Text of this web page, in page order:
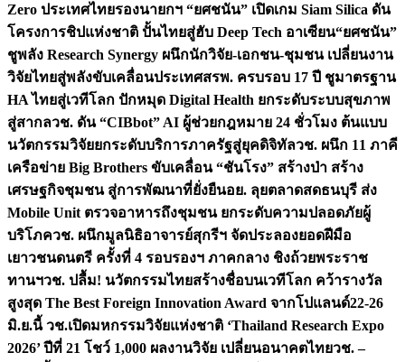
Zero ประเทศไทยรองนายกฯ “ยศชนัน” เปิดเกม Siam Silica ดัน
โครงการชิปแห่งชาติ ปั้นไทยสู่ฮับ Deep Tech อาเซียน“ยศชนัน”
ชูพลัง Research Synergy ผนึกนักวิจัย-เอกชน-ชุมชน เปลี่ยนงาน
วิจัยไทยสู่พลังขับเคลื่อนประเทศสรพ. ครบรอบ 17 ปี ชูมาตรฐาน
HA ไทยสู่เวทีโลก ปักหมุด Digital Health ยกระดับระบบสุขภาพ
สู่สากลวช. ดัน “CIBbot” AI ผู้ช่วยกฎหมาย 24 ชั่วโมง ต้นแบบ
นวัตกรรมวิจัยยกระดับบริการภาครัฐสู่ยุคดิจิทัลวช. ผนึก 11 ภาคี
เครือข่าย Big Brothers ขับเคลื่อน “ชันโรง” สร้างป่า สร้าง
เศรษฐกิจชุมชน สู่การพัฒนาที่ยั่งยืนอย. ลุยตลาดสดธนบุรี ส่ง
Mobile Unit ตรวจอาหารถึงชุมชน ยกระดับความปลอดภัยผู้
บริโภควช. ผนึกมูลนิธิอาจารย์สุกรีฯ จัดประลองยอดฝีมือ
เยาวชนดนตรี ครั้งที่ 4 รอบรองฯ ภาคกลาง ชิงถ้วยพระราช
ทานฯวช. ปลื้ม! นวัตกรรมไทยสร้างชื่อบนเวทีโลก คว้ารางวัล
สูงสุด The Best Foreign Innovation Award จากโปแลนด์22-26
มิ.ย.นี้ วช.เปิดมหกรรมวิจัยแห่งชาติ ‘Thailand Research Expo
2026’ ปีที่ 21 โชว์ 1,000 ผลงานวิจัย เปลี่ยนอนาคตไทยวช. –